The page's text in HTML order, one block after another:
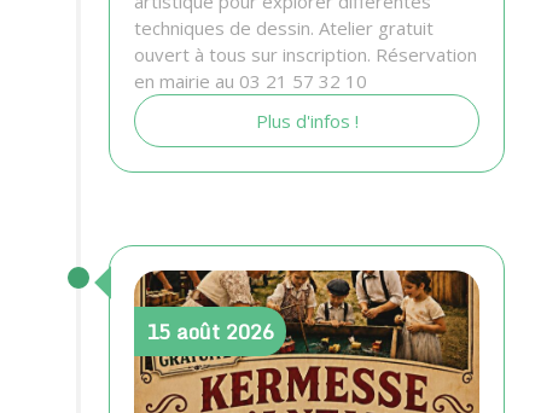
techniques de dessin. Atelier gratuit
ouvert à tous sur inscription. Réservation
en mairie au 03 21 57 32 10
Plus d'infos !
15 août 2026